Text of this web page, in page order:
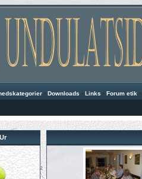
· Downloads · Links · Forum etik ·